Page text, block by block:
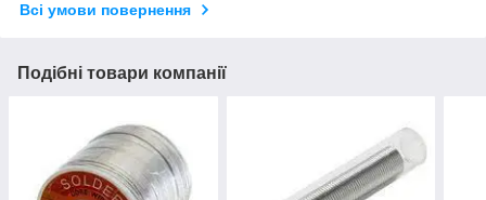
Всі умови повернення
Подібні товари компанії